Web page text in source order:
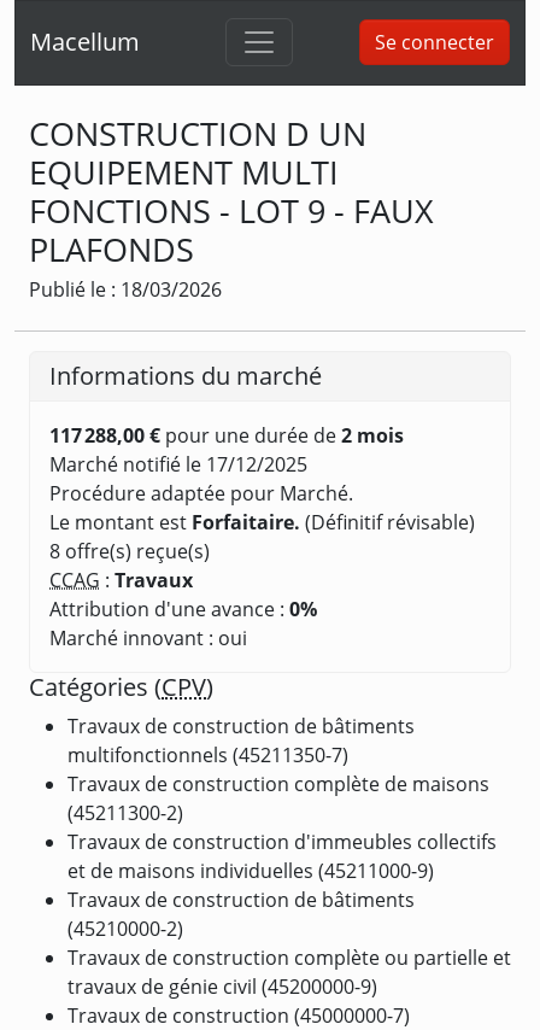
Macellum Se connecter
CONSTRUCTION D UN
EQUIPEMENT MULTI
FONCTIONS - LOT 9 - FAUX
PLAFONDS
Publié le : 18/03/2026
Informations du marché
117 288,00 € pour une durée de2 mois
Marché notifié le 17/12/2025
Procédure adaptée pour Marché.
Le montant est Forfaitaire. (Définitif révisable)
8 offre(s) reçue(s)
CCAG : Travaux
Attribution d'une avance : 0%
Marché innovant : oui
Catégories (CPV)
Travaux de construction de bâtiments
multifonctionnels (45211350-7)
Travaux de construction complète de maisons
(45211300-2)
Travaux de construction d'immeubles collectifs
et de maisons individuelles (45211000-9)
Travaux de construction de bâtiments
(45210000-2)
Travaux de construction complète ou partielle et
travaux de génie civil (45200000-9)
Travaux de construction (45000000-7)